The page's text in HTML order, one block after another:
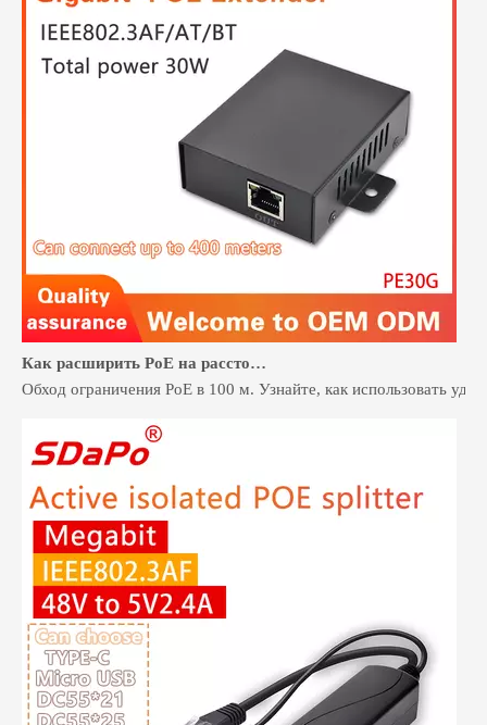
Как расширить PoE на расстояние более 100 метров без замены проводки
Обход ограничения PoE в 100 м. Узнайте, как использовать